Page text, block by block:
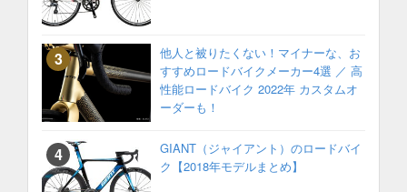
他人と被りたくない！マイナーな、お
すすめロードバイクメーカー4選 ／ 高
性能ロードバイク 2022年 カスタムオ
ーダーも！
GIANT（ジャイアント）のロードバイ
ク【2018年モデルまとめ】